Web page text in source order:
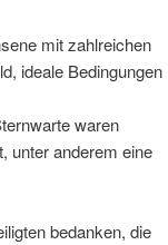
mit zahlreichen
ideale Bedingungen
waren
unter anderem eine
bedanken, die